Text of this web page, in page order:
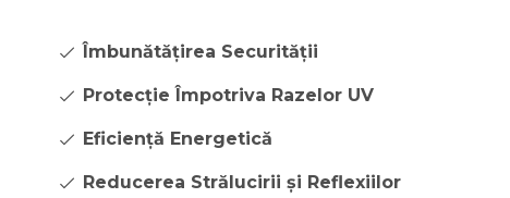
Îmbunătățirea Securității
Protecție Împotriva Razelor UV
Eficiență Energetică
Reducerea Strălucirii și Reflexiilor